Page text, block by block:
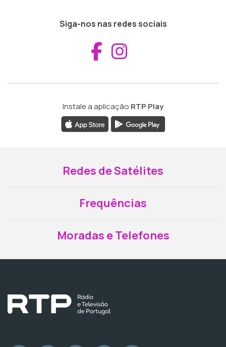
Siga-nos nas redes sociais
Aceder ao
Instale a aplicação RTP Play
Redes de Satélites
Frequências
Moradas e Telefones